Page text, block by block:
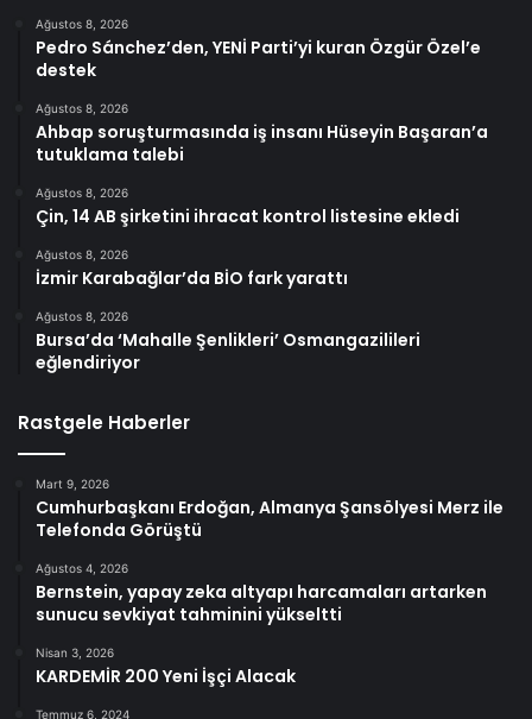
Ağustos 8, 2026
Pedro Sánchez’den, YENİ Parti’yi kuran Özgür Özel’e
destek
Ağustos 8, 2026
Ahbap soruşturmasında iş insanı Hüseyin Başaran’a
tutuklama talebi
Ağustos 8, 2026
Çin, 14 AB şirketini ihracat kontrol listesine ekledi
Ağustos 8, 2026
İzmir Karabağlar’da BİO fark yarattı
Ağustos 8, 2026
Bursa’da ‘Mahalle Şenlikleri’ Osmangazilileri
eğlendiriyor
Rastgele Haberler
Mart 9, 2026
Cumhurbaşkanı Erdoğan, Almanya Şansölyesi Merz ile
Telefonda Görüştü
Ağustos 4, 2026
Bernstein, yapay zeka altyapı harcamaları artarken
sunucu sevkiyat tahminini yükseltti
Nisan 3, 2026
KARDEMİR 200 Yeni İşçi Alacak
Temmuz 6, 2024